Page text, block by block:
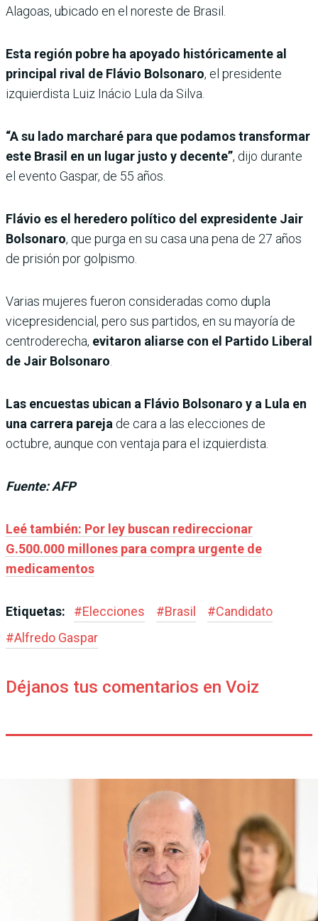
Alagoas, ubicado en el noreste de Brasil.
Esta región pobre ha apoyado históricamente al
principal rival de Flávio Bolsonaro, el presidente
izquierdista Luiz Inácio Lula da Silva.
“A su lado marcharé para que podamos transformar
este Brasil en un lugar justo y decente”, dijo durante
el evento Gaspar, de 55 años.
Flávio es el heredero político del expresidente Jair
Bolsonaro, que purga en su casa una pena de 27 años
de prisión por golpismo.
Varias mujeres fueron consideradas como dupla
vicepresidencial, pero sus partidos, en su mayoría de
centroderecha, evitaron aliarse con el Partido Liberal
de Jair Bolsonaro
Las encuestas ubican a Flávio Bolsonaro y a Lula en
una carrera pareja de cara a las elecciones de
octubre, aunque con ventaja para el izquierdista.
Fuente: AFP
Leé también: Por ley buscan redireccionar
G.500.000 millones para compra urgente de
medicamentos
Etiquetas: #Elecciones #Brasil #Candidato
#Alfredo Gaspar
Déjanos tus comentarios en Voiz